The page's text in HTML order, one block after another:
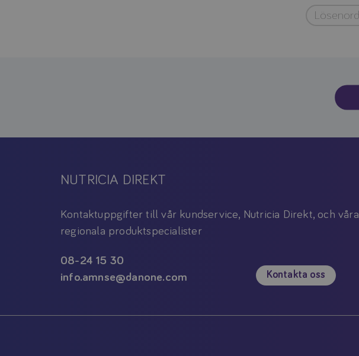
NUTRICIA DIREKT
Kontaktuppgifter till vår kundservice, Nutricia Direkt, och våra
regionala produktspecialister
08-24 15 30
info.amnse@danone.com
Kontakta oss